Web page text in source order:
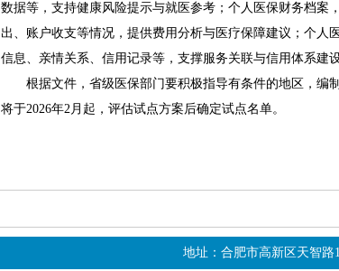
数据等，支持健康风险提示与就医参考；个人医保财务档案
出、账户收支等情况，提供费用分析与医疗保障建议；个人
信息、亲情关系、信用记录等，支撑服务关联与信用体系建设
根据文件，省级医保部门要积极指导有条件的地区，编
将于2026年2月起，评估试点方案后确定试点名单。
地址：合肥市高新区天智路